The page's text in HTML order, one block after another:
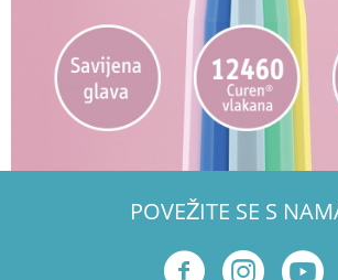
POVEŽITE SE S